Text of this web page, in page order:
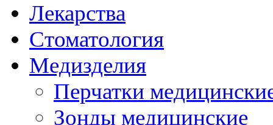
Лекарства
Стоматология
Медизделия
Перчатки
Зонды медицинские